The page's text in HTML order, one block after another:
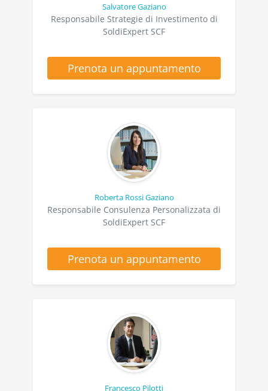
Salvatore Gaziano
Responsabile Strategie di Investimento di
SoldiExpert SCF
Prenota un appuntamento
Roberta Rossi Gaziano
Responsabile Consulenza Personalizzata di
SoldiExpert SCF
Prenota un appuntamento
Francesco Pilotti